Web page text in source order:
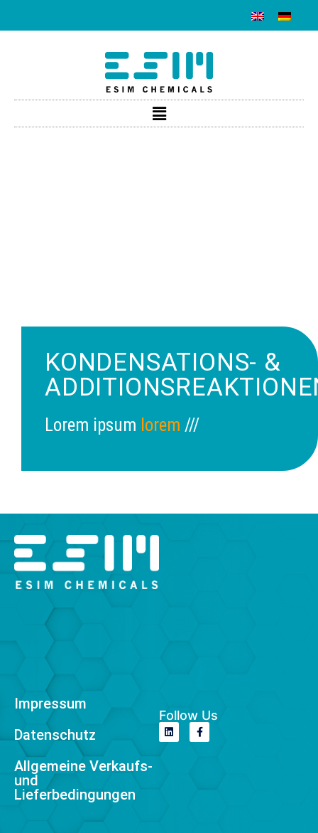
KONDENSATIONS- &
Lorem ipsum lorem ///
Impressum
Datenschutz
Allgemeine Verkaufs-
und
Lieferbedingungen
Follow Us